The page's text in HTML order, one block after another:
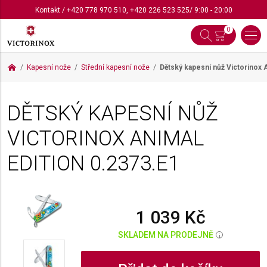
Kontakt/ +420 778 970 510, +420 226 523 525/ 9:00 - 20:00
0
Kapesní nože Střední kapesní nože Dětský kapesní nůž Victorinox
DĚTSKÝ KAPESNÍ NŮŽ
VICTORINOX ANIMAL
EDITION 0.2373.E1
1 039 Kč
SKLADEM NA PRODEJNĚ i